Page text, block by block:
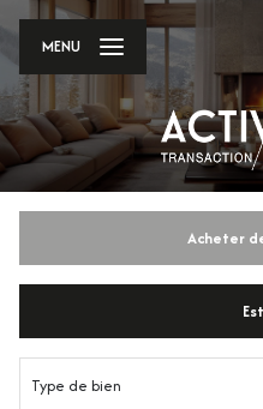
MENU
Acheter
Du neuf
De l'immo pro
Type de bien